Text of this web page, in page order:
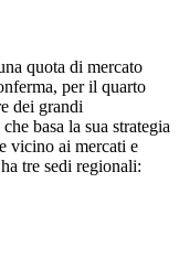
quota di mercato
per il quarto
dei grandi
basa la sua strategia
vicino ai mercati e
tre sedi regionali: